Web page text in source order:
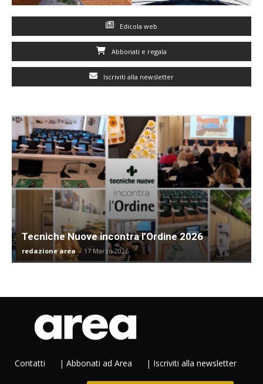
Edicola web
Abbonati e regala
Iscriviti alla newsletter
Tecniche Nuove incontra l’Ordine 2026
redazione area - 17 Marzo 2026
Contatti | Abbonati ad Area | Iscriviti alla newsletter